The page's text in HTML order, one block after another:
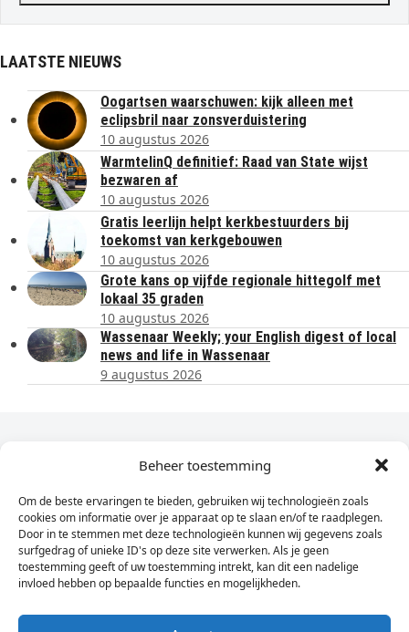
Beheer toestemming
Om de beste ervaringen te bieden, gebruiken wij technologieën zoals
cookies om informatie over je apparaat op te slaan en/of te raadplegen.
Door in te stemmen met deze technologieën kunnen wij gegevens zoals
surfgedrag of unieke ID's op deze site verwerken. Als je geen
toestemming geeft of uw toestemming intrekt, kan dit een nadelige
invloed hebben op bepaalde functies en mogelijkheden.
LAATSTE NIEUWS
Oogartsen waarschuwen: kijk alleen met
eclipsbril naar zonsverduistering
10 augustus 2026
WarmtelinQ definitief: Raad van State wijst
bezwaren af
10 augustus 2026
Gratis leerlijn helpt kerkbestuurders bij
toekomst van kerkgebouwen
10 augustus 2026
Grote kans op vijfde regionale hittegolf met
lokaal 35 graden
10 augustus 2026
Wassenaar Weekly; your English digest of local
news and life in Wassenaar
9 augustus 2026
Dagelijks het laatste nieuws in je e-mail?
Vul
hier
je
e-
mailadres
in
Sign Up